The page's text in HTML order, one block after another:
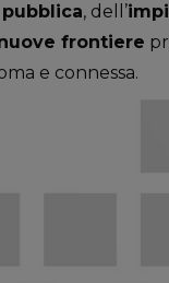
, dell’
frontiere
e connessa.